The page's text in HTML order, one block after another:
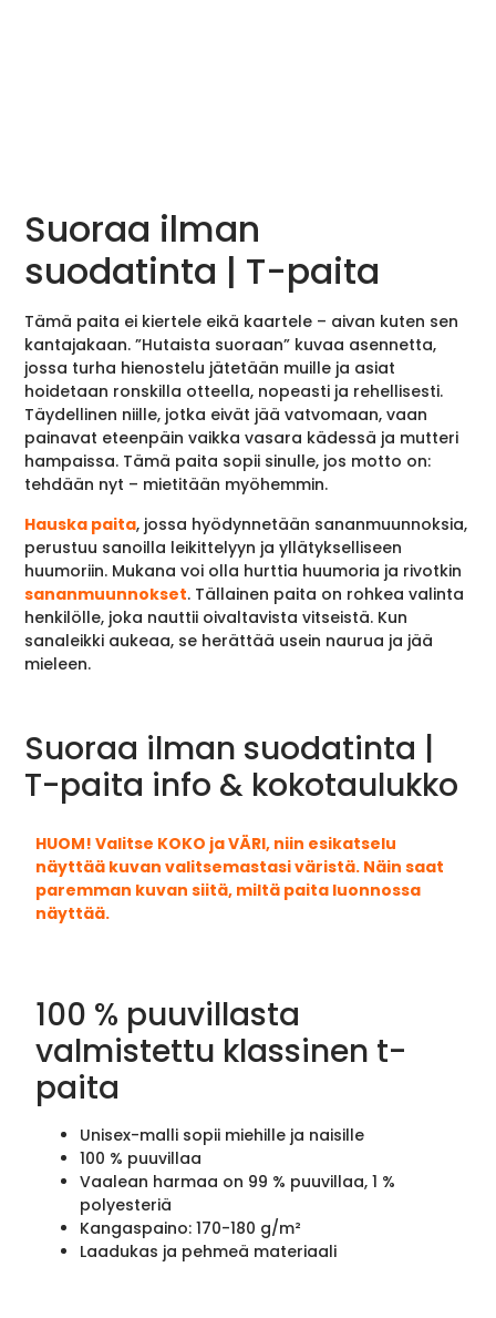
Suoraa ilman
suodatinta | T-paita
Tämä paita ei kiertele eikä kaartele – aivan kuten sen
kantajakaan. ”Hutaista suoraan” kuvaa asennetta,
jossa turha hienostelu jätetään muille ja asiat
hoidetaan ronskilla otteella, nopeasti ja rehellisesti.
Täydellinen niille, jotka eivät jää vatvomaan, vaan
painavat eteenpäin vaikka vasara kädessä ja mutteri
hampaissa. Tämä paita sopii sinulle, jos motto on:
tehdään nyt – mietitään myöhemmin.
Hauska paita, jossa hyödynnetään sananmuunnoksia,
perustuu sanoilla leikittelyyn ja yllätykselliseen
huumoriin. Mukana voi olla hurttia huumoria ja rivotkin
sananmuunnokset. Tällainen paita on rohkea valinta
henkilölle, joka nauttii oivaltavista vitseistä. Kun
sanaleikki aukeaa, se herättää usein naurua ja jää
mieleen.
Suoraa ilman suodatinta |
T-paita info & kokotaulukko
HUOM! Valitse KOKO ja VÄRI, niin esikatselu
näyttää kuvan valitsemastasi väristä. Näin saat
paremman kuvan siitä, miltä paita luonnossa
näyttää.
100 % puuvillasta
valmistettu klassinen t-
paita
Unisex-malli sopii miehille ja naisille
100 % puuvillaa
Vaalean harmaa on 99 % puuvillaa, 1 %
polyesteriä
Kangaspaino: 170-180 g/m²
Laadukas ja pehmeä materiaali